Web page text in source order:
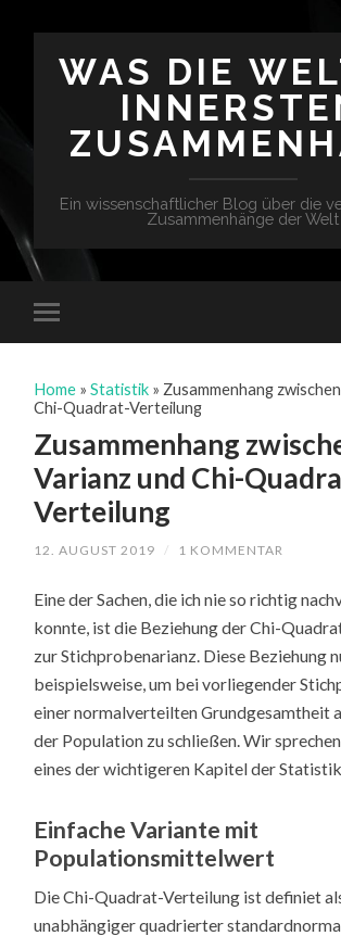
WAS DIE
Ein wissenschaftlicher Blog über die
Zusammenhänge der Welt
Home »Statistik » Zusammenhang
Chi-Quadrat-Verteilung
Zusammenhang
Varianz und Chi-
Verteilung
12. AUGUST 2019 / 1 KOMMENTAR
Eine der Sachen, die ich nie so richtig
konnte, ist die Beziehung der Chi-
zur Stichprobenarianz. Diese Beziehung
beispielsweise, um bei vorliegender
einer normalverteilten Grundgesamtheit
der Population zu schließen. Wir
eines der wichtigeren Kapitel der Statistik.
Einfache Variante mit
Populationsmittelwert
Die Chi-Quadrat-Verteilung ist definiet
unabhängiger quadrierter